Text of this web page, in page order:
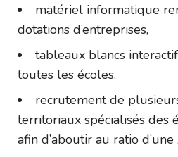
matériel informatique
dotations d’entreprises,
tableaux blancs
toutes les écoles,
recrutement de
territoriaux spécialisés des
afin d’aboutir au ratio